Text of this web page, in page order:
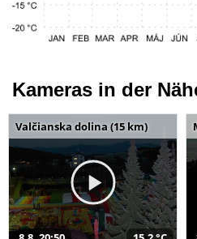
Kameras in der
Valčianska dolina (15 km)